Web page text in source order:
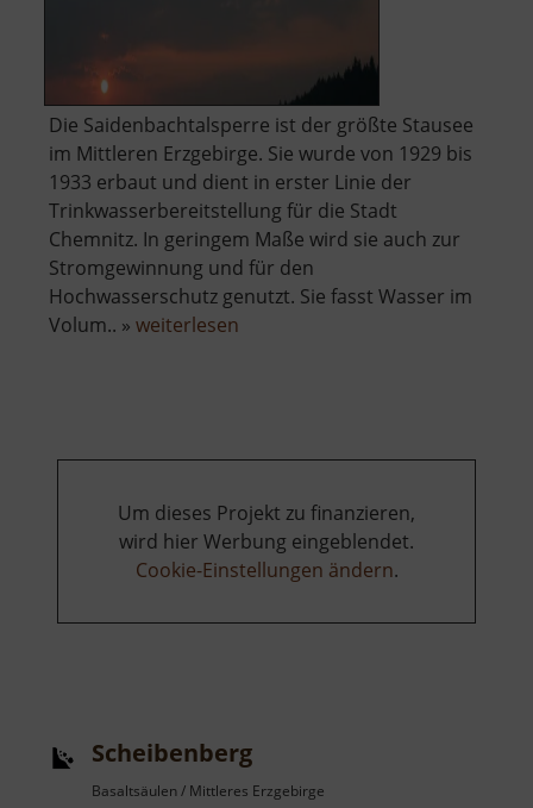
Die Saidenbachtalsperre ist der größte Stausee
im Mittleren Erzgebirge. Sie wurde von 1929 bis
1933 erbaut und dient in erster Linie der
Trinkwasserbereitstellung für die Stadt
Chemnitz. In geringem Maße wird sie auch zur
Stromgewinnung und für den
Hochwasserschutz genutzt. Sie fasst Wasser im
Volum.. » weiterlesen
Um dieses Projekt zu finanzieren,
wird hier Werbung eingeblendet.
Cookie-Einstellungen ändern.
Scheibenberg
Basaltsäulen / Mittleres Erzgebirge